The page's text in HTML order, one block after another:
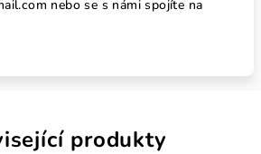
nebo se s námi spojíte na
produkty